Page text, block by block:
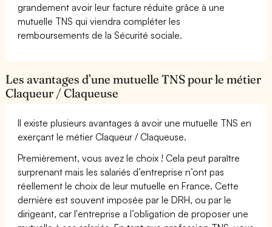
grandement avoir leur facture réduite grâce à une
mutuelle TNS qui viendra compléter les
remboursements de la Sécurité sociale.
Les avantages d’une mutuelle TNS pour le métier
Claqueur / Claqueuse
Il existe plusieurs avantages à avoir une mutuelle TNS en
exerçant le métier Claqueur / Claqueuse.
Premièrement, vous avez le choix ! Cela peut paraître
surprenant mais les salariés d’entreprise n’ont pas
réellement le choix de leur mutuelle en France. Cette
dernière est souvent imposée par le DRH, ou par le
dirigeant, car l'entreprise a l’obligation de proposer une